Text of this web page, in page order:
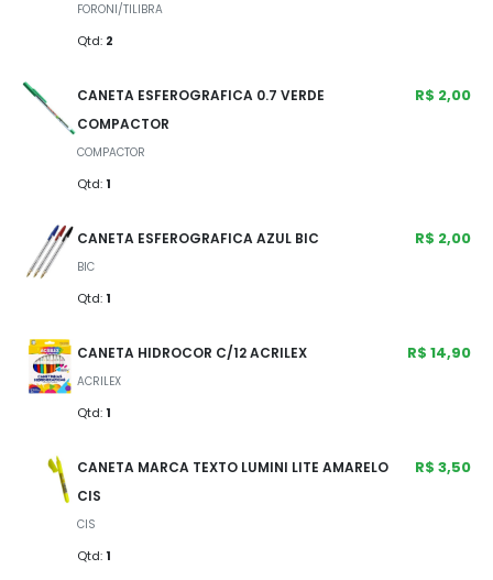
FORONI/TILIBRA
Qtd: 2
CANETA ESFEROGRAFICA 0.7 VERDE
COMPACTOR
COMPACTOR
Qtd: 1
R$ 2,00
CANETA ESFEROGRAFICA AZUL BIC
BIC
Qtd: 1
R$ 2,00
CANETA HIDROCOR C/12 ACRILEX
ACRILEX
Qtd: 1
R$ 14,90
CANETA MARCA TEXTO LUMINI LITE AMARELO
CIS
CIS
Qtd: 1
R$ 3,50